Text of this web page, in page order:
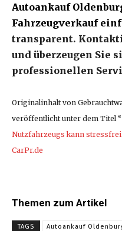
Autoankauf
Fahrzeugverkauf
transparent.
und überzeugen Sie
professionellen
Originalinhalt von
veröffentlicht unter dem Titel “
Nutzfahrzeugs kann stressfrei
CarPr.de
Themen zum Artikel
TAGS Autoankauf